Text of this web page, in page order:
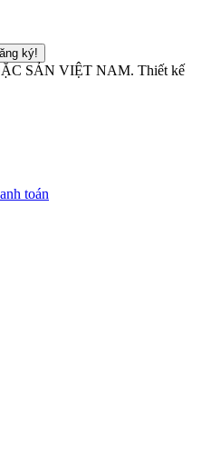
ký!
SẢN VIỆT NAM. Thiết kế
toán